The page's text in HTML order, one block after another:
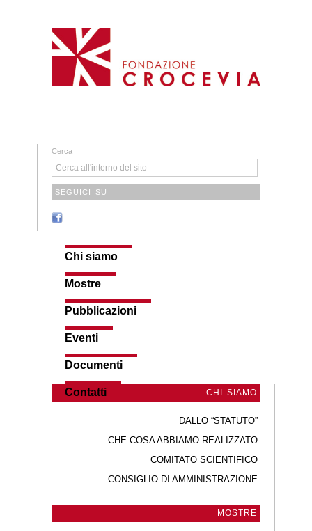
Cerca
SEGUICI SU
Chi siamo
Mostre
Pubblicazioni
Eventi
Documenti
Contatti CHI SIAMO
DALLO “STATUTO”
CHE COSA ABBIAMO REALIZZATO
COMITATO SCIENTIFICO
CONSIGLIO DI AMMINISTRAZIONE
MOSTRE